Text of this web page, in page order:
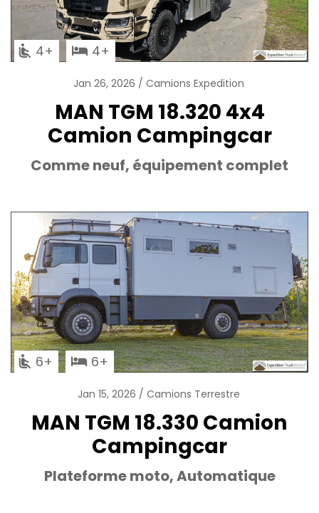
4 4
Jan 26, 2026 Camions Expedition
MAN TGM 18.320 4x4
Camion Campingcar
Comme neuf, équipement complet
6 6
Jan 15, 2026 Camions Terrestre
MAN TGM 18.330 Camion
Campingcar
Plateforme moto, Automatique